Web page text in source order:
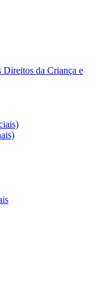
Direitos da Criança e